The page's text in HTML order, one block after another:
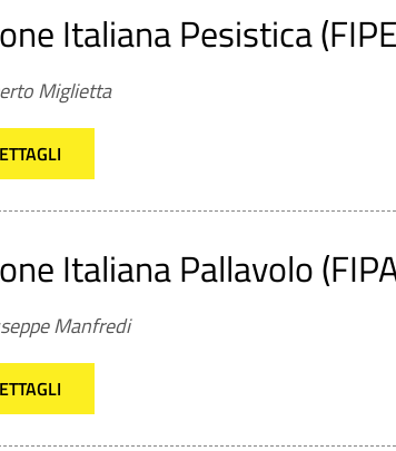
Italiana Pesistica
Miglietta
Italiana Pallavolo
Manfredi